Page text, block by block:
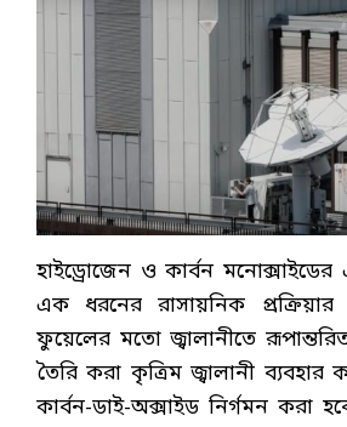
হাইড্রোজেন ও কার্বন
এক ধরনের রাসায়নিক প্রক্রিয়ার
ফুয়েলের মতো জ্বালানীতে
তৈরি করা কৃত্রিম জ্বালানী ব্যবহার
কার্বন-ডাই-অক্সাইড নির্গমন করা